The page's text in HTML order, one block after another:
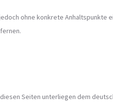
ohne konkrete Anhaltspunkte
Seiten unterliegen dem